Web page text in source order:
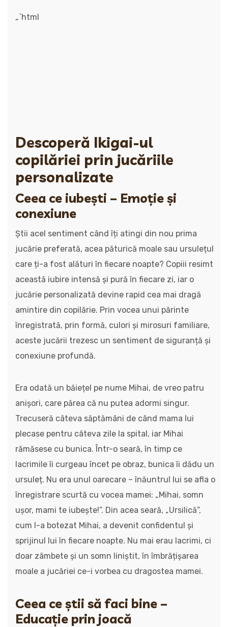
„`html
Descoperă Ikigai-ul
copilăriei prin jucăriile
personalizate
Ceea ce iubești – Emoție și
conexiune
Știi acel sentiment când îți atingi din nou prima
jucărie preferată, acea păturică moale sau ursulețul
care ți-a fost alături în fiecare noapte? Copiii resimt
această iubire intensă și pură în fiecare zi, iar o
jucărie personalizată devine rapid cea mai dragă
amintire din copilărie. Prin vocea unui părinte
înregistrată, prin formă, culori și mirosuri familiare,
aceste jucării trezesc un sentiment de siguranță și
conexiune profundă.
Era odată un băiețel pe nume Mihai, de vreo patru
anișori, care părea că nu putea adormi singur.
Trecuseră câteva săptămâni de când mama lui
plecase pentru câteva zile la spital, iar Mihai
rămăsese cu bunica. Într-o seară, în timp ce
lacrimile îi curgeau încet pe obraz, bunica îi dădu un
ursuleț. Nu era unul oarecare – înăuntrul lui se afla o
înregistrare scurtă cu vocea mamei: „Mihai, somn
ușor, mami te iubește!”. Din acea seară, „Ursilică”,
cum l-a botezat Mihai, a devenit confidentul și
sprijinul lui în fiecare noapte. Nu mai erau lacrimi, ci
doar zâmbete și un somn liniștit, în îmbrățișarea
moale a jucăriei ce-i vorbea cu dragostea mamei.
Ceea ce știi să faci bine –
Educație prin joacă